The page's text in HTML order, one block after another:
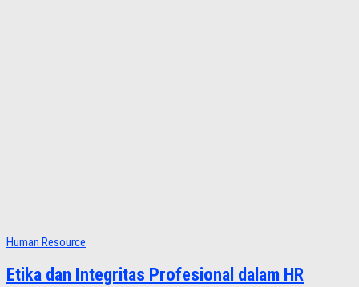
Human Resource
Etika dan Integritas Profesional dalam HR